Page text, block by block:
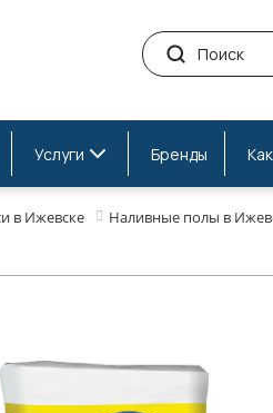
Услуги Бренды
в Ижевске Наливные полы в